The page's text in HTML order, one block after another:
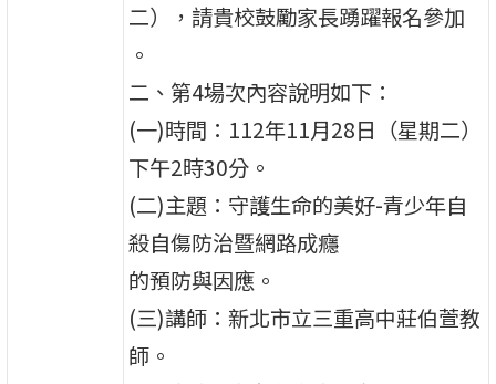
二），請貴校鼓勵家長踴躍報名參加
。
二、第4場次內容說明如下：
(一)時間：112年11月28日（星期二）
下午2時30分。
(二)主題：守護生命的美好-青少年自
殺自傷防治暨網路成癮
的預防與因應。
(三)講師：新北市立三重高中莊伯萱教
師。